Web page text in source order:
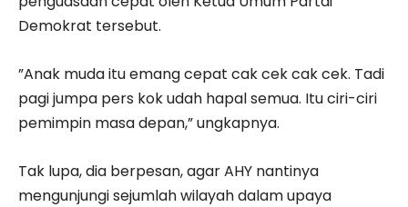
Demokrat tersebut.
”Anak muda itu emang cepat cak cek cak cek. Tadi
pagi jumpa pers kok udah hapal semua. Itu ciri-ciri
pemimpin masa depan,” ungkapnya.
Tak lupa, dia berpesan, agar AHY nantinya
mengunjungi sejumlah wilayah dalam upaya